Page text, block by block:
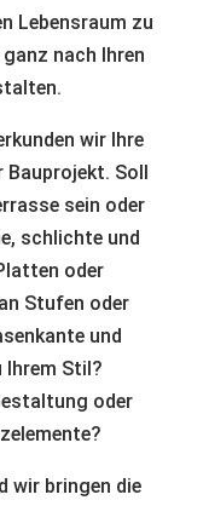
Lebensraum zu
nach Ihren
wir Ihre
Soll
sein oder
schlichte und
oder
Stufen oder
und
Ihrem Stil?
oder
wir bringen die